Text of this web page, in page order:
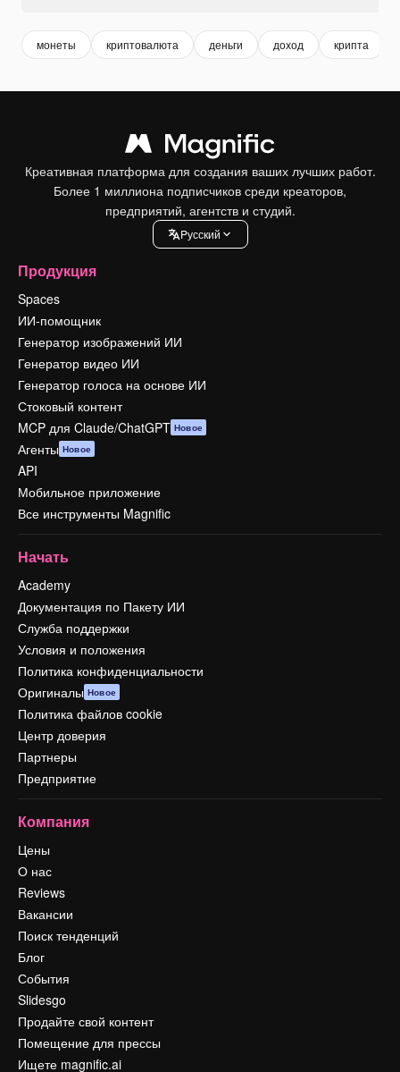
монеты криптовалюта деньги доход крипта
Креативная платформа для создания ваших лучших работ.
Более 1 миллиона подписчиков среди креаторов,
предприятий, агентств и студий.
Pусский
Продукция
Spaces
ИИ-помощник
Генератор изображений ИИ
Генератор видео ИИ
Генератор голоса на основе ИИ
Стоковый контент
MCP для Claude/ChatGPT Новое
Агенты Новое
API
Мобильное приложение
Все инструменты Magnific
Начать
Academy
Документация по Пакету ИИ
Служба поддержки
Условия и положения
Политика конфиденциальности
Оригиналы Новое
Политика файлов cookie
Центр доверия
Партнеры
Предприятие
Компания
Цены
О нас
Reviews
Вакансии
Поиск тенденций
Блог
События
Slidesgo
Продайте свой контент
Помещение для прессы
Ищете magnific.ai